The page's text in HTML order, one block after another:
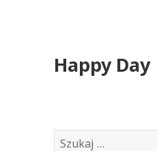
Happy Day
Szukaj: